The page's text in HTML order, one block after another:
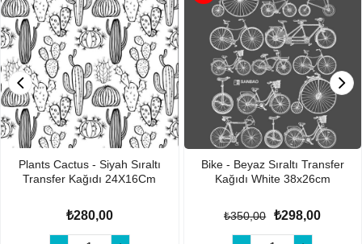
Plants Cactus - Siyah Sıraltı
Transfer Kağıdı 24X16Cm
₺280,00
Bike - Beyaz Sıraltı Transfer
Kağıdı White 38x26cm
₺298,00
₺350,00